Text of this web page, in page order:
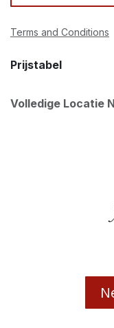
Terms and Conditions
Prijstabel
Volledige Locatie